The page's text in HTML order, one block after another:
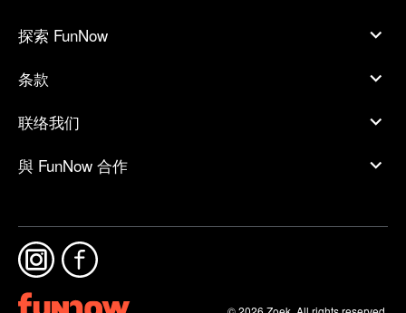
探索 FunNow
条款
联络我们
與 FunNow 合作